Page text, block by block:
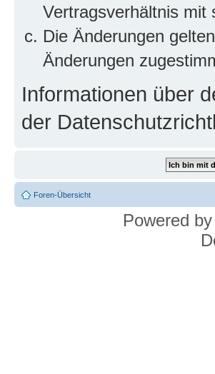
Vertragsverhältnis mit
Die Änderungen
Änderungen
Informationen über
der
Foren-Übersicht
Powered by